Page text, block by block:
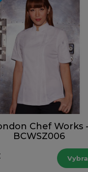
Chef Works
BCWSZ006